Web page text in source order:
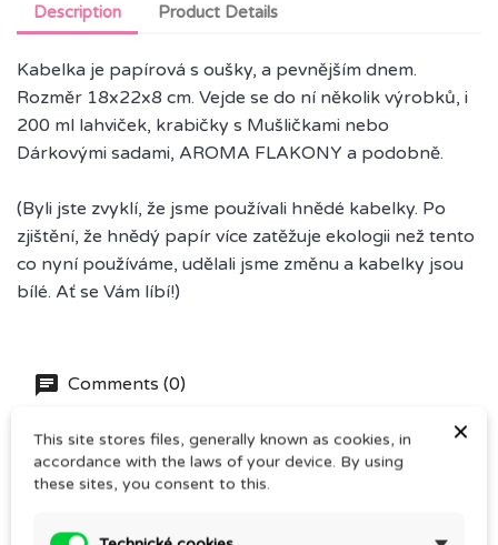
Description Product Details
Kabelka je papírová s oušky, a pevnějším dnem.
Rozměr 18x22x8 cm. Vejde se do ní několik výrobků, i
200 ml lahviček, krabičky s Mušličkami nebo
Dárkovými sadami, AROMA FLAKONY a podobně.
(Byli jste zvyklí, že jsme používali hnědé kabelky. Po
zjištění, že hnědý papír více zatěžuje ekologii než tento
co nyní používáme, udělali jsme změnu a kabelky jsou
bílé. Ať se Vám líbí!)
Comments (0)
Be the first to write your review
×
This site stores files, generally known as cookies, in
accordance with the laws of your device. By using
these sites, you consent to this.